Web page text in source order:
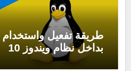
طريقة تفعيل واستخدام
بداخل نظام ويندوز 10